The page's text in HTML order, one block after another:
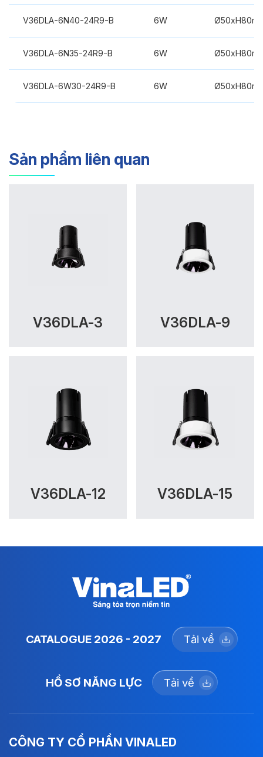
V36DLA-6N40-24R9-B 6W
V36DLA-6N35-24R9-B 6W
V36DLA-6W30-24R9-B 6W
Sản phẩm liên quan
V36DLA-3 V36DLA-9
V36DLA-12 V36DLA-15
CATALOGUE 2026 - 2027 Tải về
HỒ SƠ NĂNG LỰC Tải về
CÔNG TY CỔ PHẦN VINALED